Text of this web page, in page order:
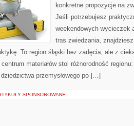
konkretne propozycje na
Jeśli potrzebujesz
weekendowych wycieczek
tras zwiedzania,
To region śląski bez zadęcia, ale z
materiałów stoi różnorodność
przemysłowego po […]
SPONSOROWANE